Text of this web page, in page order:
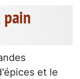
pain
et le